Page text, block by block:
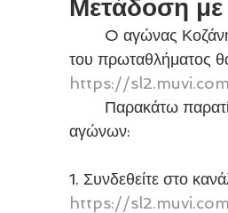
Μετάδοση
του πρωταθλήματος
https://
αγώνων:
1. Συνδεθείτε στο
https://